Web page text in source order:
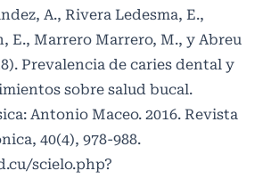
A., Rivera Ledesma, E.,
E., Marrero Marrero, M., y Abreu
Prevalencia de caries dental y
sobre salud bucal.
Antonio Maceo. 2016. Revista
40(4), 978-988.
scielo.php?